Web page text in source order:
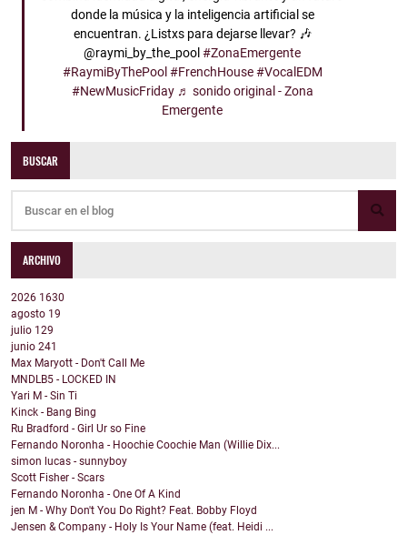
donde la música y la inteligencia artificial se
encuentran. ¿Listxs para dejarse llevar? 🎶
@raymi_by_the_pool#ZonaEmergente
#RaymiByThePool #FrenchHouse #VocalEDM
#NewMusicFriday ♬ sonido original - Zona
Emergente
BUSCAR
ARCHIVO
2026 1630
agosto 19
julio 129
junio 241
Max Maryott - Don't Call Me
MNDLB5 - LOCKED IN
Yari M - Sin Ti
Kinck - Bang Bing
Ru Bradford - Girl Ur so Fine
Fernando Noronha - Hoochie Coochie Man (Willie Dix...
simon lucas - sunnyboy
Scott Fisher - Scars
Fernando Noronha - One Of A Kind
jen M - Why Don't You Do Right? Feat. Bobby Floyd
Jensen & Company - Holy Is Your Name (feat. Heidi ...